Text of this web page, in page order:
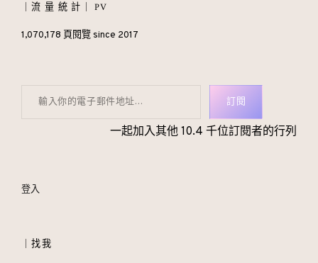
｜流 量 統 計｜ PV
1,070,178 頁閱覽 since 2017
訂閱
一起加入其他 10.4 千位訂閱者的行列
登入
｜找我